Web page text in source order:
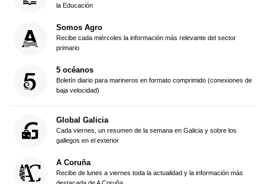
la Educación
Somos Agro
Recibe cada miércoles la información más relevante del sector
primario
5 océanos
Boletín diario para marineros en formato comprimido (conexiones de
baja velocidad)
Global Galicia
Cada viernes, un resumen de la semana en Galicia y sobre los
gallegos en el exterior
A Coruña
Recibe de lunes a viernes toda la actualidad y la información más